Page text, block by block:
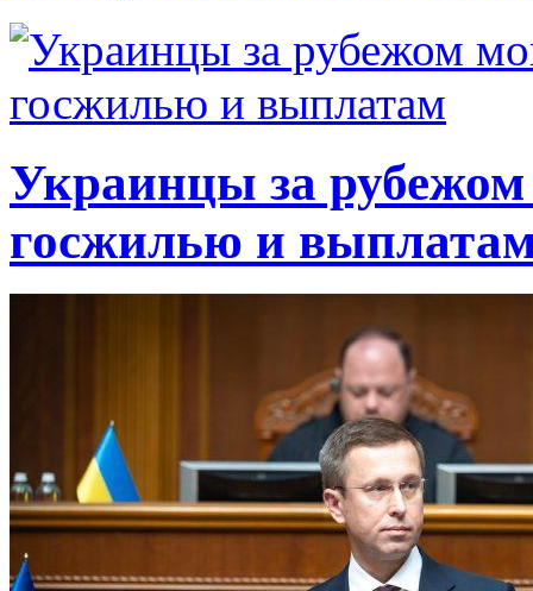
Украинцы за рубежом
госжилью и